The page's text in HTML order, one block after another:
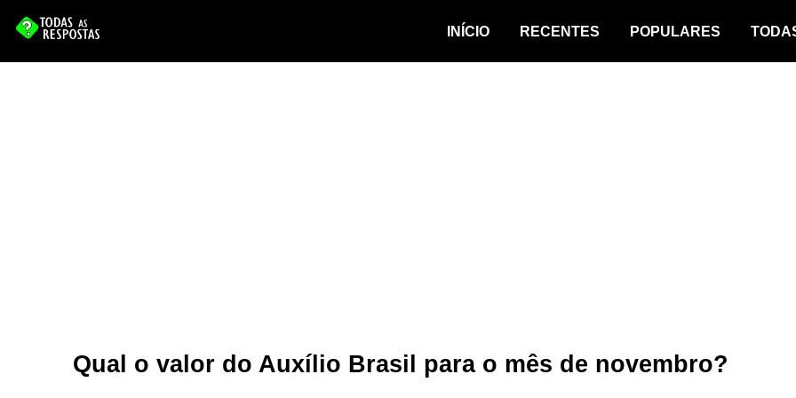
INÍCIO RECENTES POPULARES
Qual o valor do Auxílio Brasil para o mês de novembro?